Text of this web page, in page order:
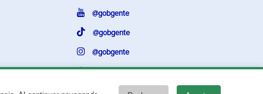
@gobgente
@gobgente
@gobgente
@gobgente